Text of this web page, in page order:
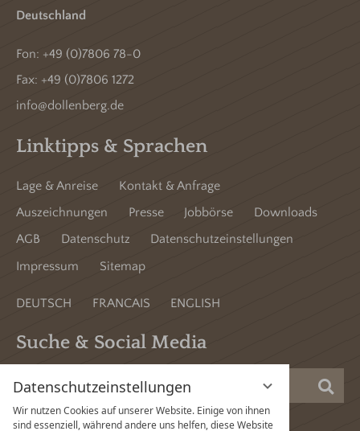
Datenschutzeinstellungen
Wir nutzen Cookies auf unserer Website. Einige von ihnen
sind essenziell, während andere uns helfen, diese Website
Deutschland
Fon: +49 (0)7806 78-0
Fax: +49 (0)7806 1272
info@dollenberg.de
Linktipps & Sprachen
Lage & Anreise
Kontakt & Anfrage
Auszeichnungen
Presse Jobbörse
Downloads
AGB
Datenschutz
Datenschutzeinstellungen
Impressum
Sitemap
DEUTSCH FRANCAIS ENGLISH
Suche & Social Media